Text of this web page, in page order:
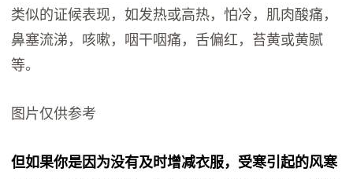
类似的证候表现，如发热或高热，怕冷，肌肉酸痛，
鼻塞流涕，咳嗽，咽干咽痛，舌偏红，苔黄或黄腻
等。
图片仅供参考
但如果你是因为没有及时增减衣服，受寒引起的风寒